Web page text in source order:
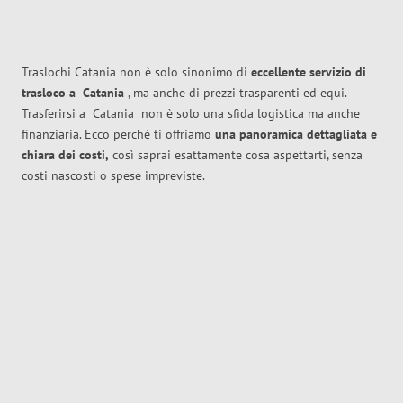
Traslochi Catania non è solo sinonimo di eccellente servizio di
trasloco a Catania , ma anche di prezzi trasparenti ed equi.
Trasferirsi a Catania non è solo una sfida logistica ma anche
finanziaria. Ecco perché ti offriamo una panoramica dettagliata e
chiara dei costi, così saprai esattamente cosa aspettarti, senza
costi nascosti o spese impreviste.